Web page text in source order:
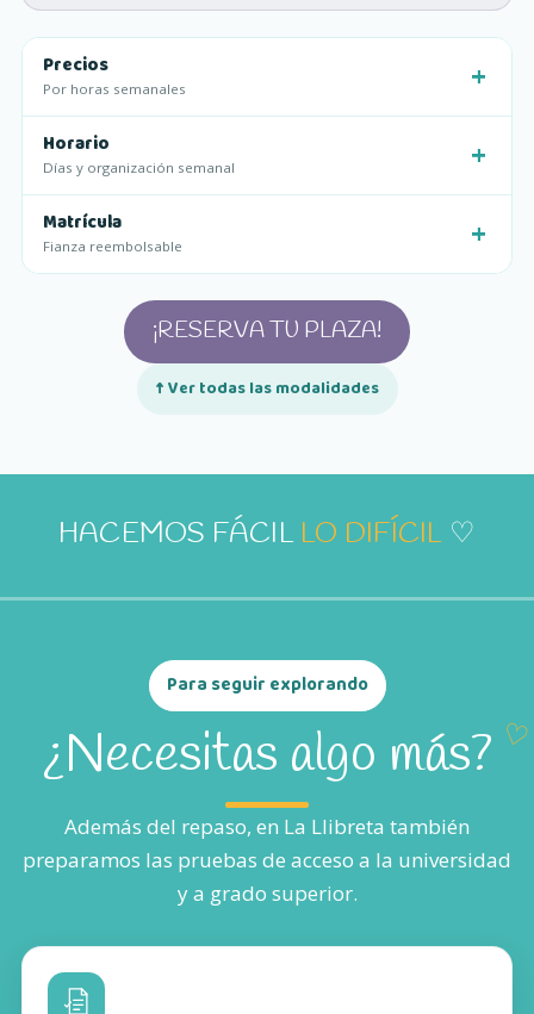
Precios
Por horas semanales
Horario
Días y organización semanal
Matrícula
Fianza reembolsable
¡RESERVA TU PLAZA!
↑ Ver todas las modalidades
HACEMOS FÁCIL LO DIFÍCIL ♡
Para seguir explorando
¿Necesitas algo más?
Además del repaso, en La Llibreta también
preparamos las pruebas de acceso a la universidad
y a grado superior.